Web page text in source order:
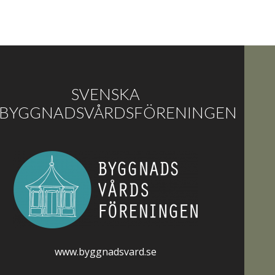
SVENSKA
BYGGNADSVÅRDSFÖRENINGEN
www.byggnadsvard.se